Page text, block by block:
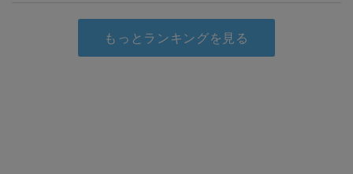
もっとランキングを見る